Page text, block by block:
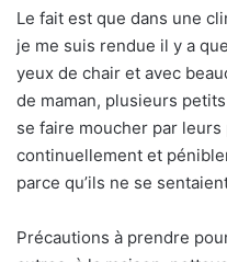
Le fait est que dans une
je me suis rendue il y a
yeux de chair et avec
de maman, plusieurs
se faire moucher par
continuellement et
parce qu’ils ne se
Précautions à prendre